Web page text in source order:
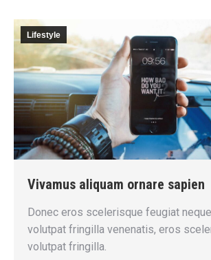
Lifestyle
Vivamus aliquam ornare sapien
Donec eros scelerisque feugiat
volutpat fringilla venenatis, eros
volutpat fringilla.